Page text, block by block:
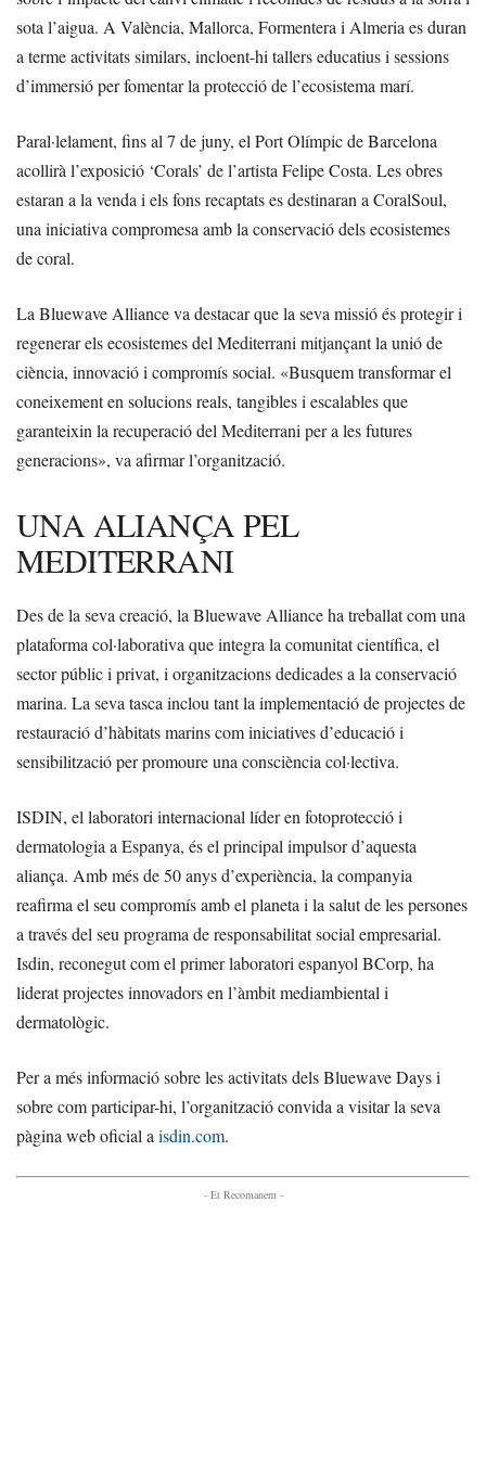
sota l’aigua. A València, Mallorca, Formentera i Almeria es duran
a terme activitats similars, incloent-hi tallers educatius i sessions
d’immersió per fomentar la protecció de l’ecosistema marí.
Paral·lelament, fins al 7 de juny, el Port Olímpic de Barcelona
acollirà l’exposició ‘Corals’ de l’artista Felipe Costa. Les obres
estaran a la venda i els fons recaptats es destinaran a CoralSoul,
una iniciativa compromesa amb la conservació dels ecosistemes
de coral.
La Bluewave Alliance va destacar que la seva missió és protegir i
regenerar els ecosistemes del Mediterrani mitjançant la unió de
ciència, innovació i compromís social. «Busquem transformar el
coneixement en solucions reals, tangibles i escalables que
garanteixin la recuperació del Mediterrani per a les futures
generacions», va afirmar l’organització.
UNA ALIANÇA PEL
MEDITERRANI
Des de la seva creació, la Bluewave Alliance ha treballat com una
plataforma col·laborativa que integra la comunitat científica, el
sector públic i privat, i organitzacions dedicades a la conservació
marina. La seva tasca inclou tant la implementació de projectes de
restauració d’hàbitats marins com iniciatives d’educació i
sensibilització per promoure una consciència col·lectiva.
ISDIN, el laboratori internacional líder en fotoprotecció i
dermatologia a Espanya, és el principal impulsor d’aquesta
aliança. Amb més de 50 anys d’experiència, la companyia
reafirma el seu compromís amb el planeta i la salut de les persones
a través del seu programa de responsabilitat social empresarial.
Isdin, reconegut com el primer laboratori espanyol BCorp, ha
liderat projectes innovadors en l’àmbit mediambiental i
dermatològic.
Per a més informació sobre les activitats dels Bluewave Days i
sobre com participar-hi, l’organització convida a visitar la seva
pàgina web oficial a isdin.com.
- Et Recomanem -